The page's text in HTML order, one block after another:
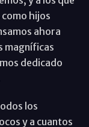
hijos
ahora
magníficas
dedicado
los
y a cuantos